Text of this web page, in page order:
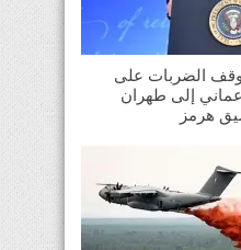
الضربات على
إلى طهران
هرمز